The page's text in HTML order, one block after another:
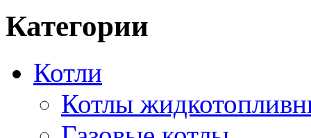
Категории
Котли
Котлы